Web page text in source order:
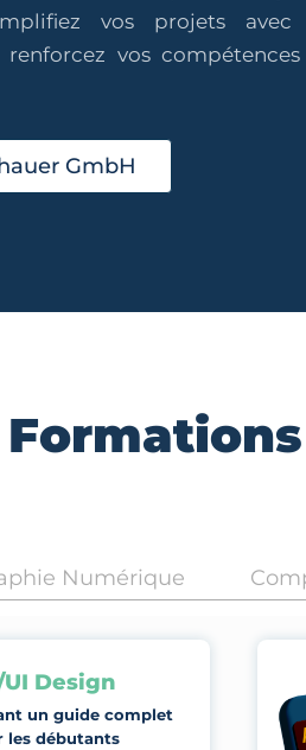
vos projets avec
vos
GmbH
Numérique
UI Design
un guide complet
les débutants